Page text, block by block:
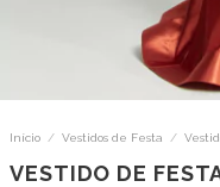
Início / Vestidos de Festa /
VESTIDO DE